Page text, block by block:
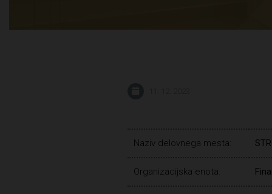
Naziv delovnega mesta:
Organizacijska enota: